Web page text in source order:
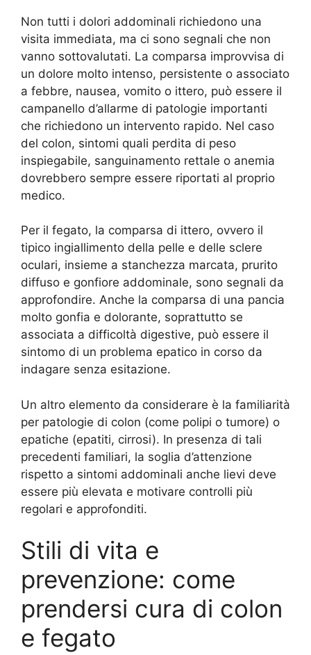
Non tutti i dolori addominali richiedono una
visita immediata, ma ci sono segnali che non
vanno sottovalutati. La comparsa improvvisa di
un dolore molto intenso, persistente o associato
a febbre, nausea, vomito o ittero, può essere il
campanello d’allarme di patologie importanti
che richiedono un intervento rapido. Nel caso
del colon, sintomi quali perdita di peso
inspiegabile, sanguinamento rettale o anemia
dovrebbero sempre essere riportati al proprio
medico.
Per il fegato, la comparsa di ittero, ovvero il
tipico ingiallimento della pelle e delle sclere
oculari, insieme a stanchezza marcata, prurito
diffuso e gonfiore addominale, sono segnali da
approfondire. Anche la comparsa di una pancia
molto gonfia e dolorante, soprattutto se
associata a difficoltà digestive, può essere il
sintomo di un problema epatico in corso da
indagare senza esitazione.
Un altro elemento da considerare è la familiarità
per patologie di colon (come polipi o tumore) o
epatiche (epatiti, cirrosi). In presenza di tali
precedenti familiari, la soglia d’attenzione
rispetto a sintomi addominali anche lievi deve
essere più elevata e motivare controlli più
regolari e approfonditi.
Stili di vita e
prevenzione: come
prendersi cura di colon
e fegato